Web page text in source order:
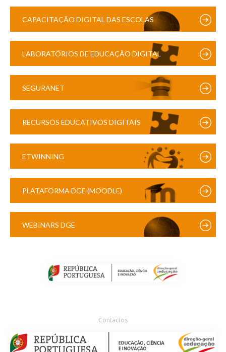
CAPACITAÇÃO DIGITAL DAS ESCOLAS
LABORATÓRIOS DE EDUCAÇÃO DIGITAL
SEGURANET
RECURSOS EDUCATIVOS DIGITAIS
ETWINNING
PLATAFORMA DGE (MOODLE)
WEBINARS DGE
Contactos